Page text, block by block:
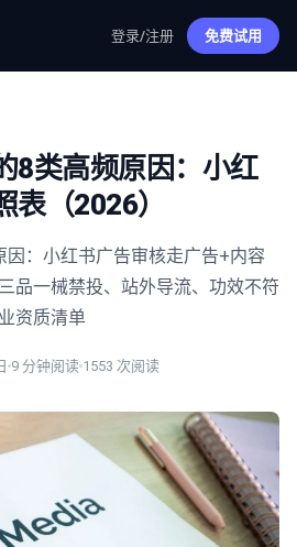
登录/注册 免费试用
8类高频原因：小红
表（2026）
：小红书广告审核走广告+内容
品一械禁投、站外导流、功效不符
资质清单
9 分钟阅读 1553 次阅读